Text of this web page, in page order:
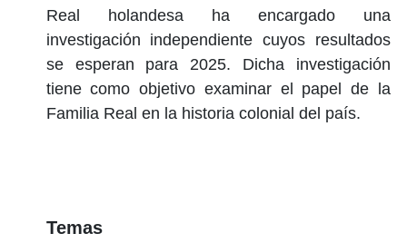
Real holandesa ha encargado una
investigación independiente cuyos resultados
se esperan para 2025. Dicha investigación
tiene como objetivo examinar el papel de la
Familia Real en la historia colonial del país.
Temas